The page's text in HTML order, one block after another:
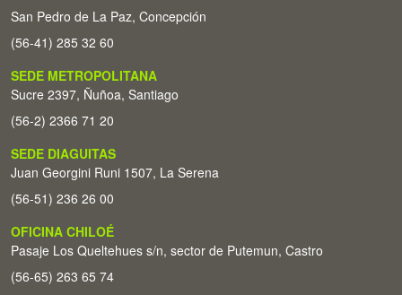
San Pedro de La Paz, Concepción
(56-41) 285 32 60
SEDE METROPOLITANA
Sucre 2397, Ñuñoa, Santiago
(56-2) 2366 71 20
SEDE DIAGUITAS
Juan Georgini Runi 1507, La Serena
(56-51) 236 26 00
OFICINA CHILOÉ
Pasaje Los Queltehues s/n, sector de Putemun, Castro
(56-65) 263 65 74